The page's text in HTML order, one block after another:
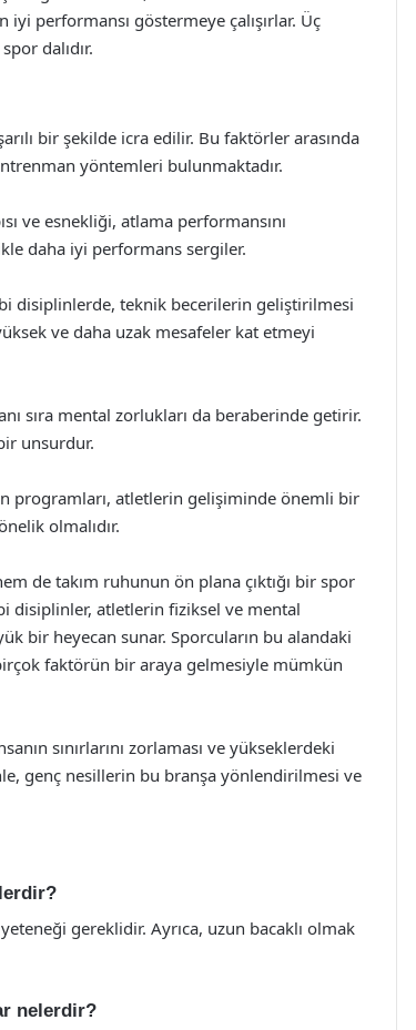
iyi performansı göstermeye çalışırlar. Üç
dalıdır.
bir şekilde icra edilir. Bu faktörler arasında
yöntemleri bulunmaktadır.
ve esnekliği, atlama performansını
daha iyi performans sergiler.
disiplinlerde, teknik becerilerin geliştirilmesi
ve daha uzak mesafeler kat etmeyi
sıra mental zorlukları da beraberinde getirir.
unsurdur.
programları, atletlerin gelişiminde önemli bir
olmalıdır.
de takım ruhunun ön plana çıktığı bir spor
disiplinler, atletlerin fiziksel ve mental
bir heyecan sunar. Sporcuların bu alandaki
faktörün bir araya gelmesiyle mümkün
sınırlarını zorlaması ve yükseklerdeki
genç nesillerin bu branşa yönlendirilmesi ve
gereklidir. Ayrıca, uzun bacaklı olmak
nelerdir?